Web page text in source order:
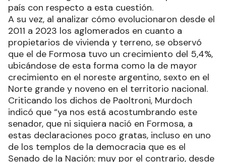
país con respecto a esta cuestión.
A su vez, al analizar cómo evolucionaron desde el
2011 a 2023 los aglomerados en cuanto a
propietarios de vivienda y terreno, se observó
que el de Formosa tuvo un crecimiento del 5,4%,
ubicándose de esta forma como la de mayor
crecimiento en el noreste argentino, sexto en el
Norte grande y noveno en el territorio nacional.
Criticando los dichos de Paoltroni, Murdoch
indicó que “ya nos está acostumbrando este
senador, que ni siquiera nació en Formosa, a
estas declaraciones poco gratas, incluso en uno
de los templos de la democracia que es el
Senado de la Nación; muy por el contrario, desde